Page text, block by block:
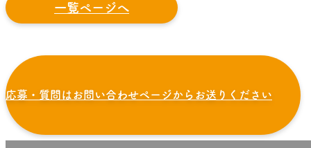
一覧ページへ
応募・質問はお問い合わせページからお送りください